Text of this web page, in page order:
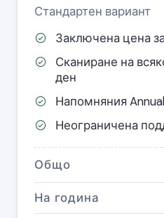
Стандартен вариант
Заключена цена
Сканиране на
ден
Напомняния
Неограничена
Общо
На година